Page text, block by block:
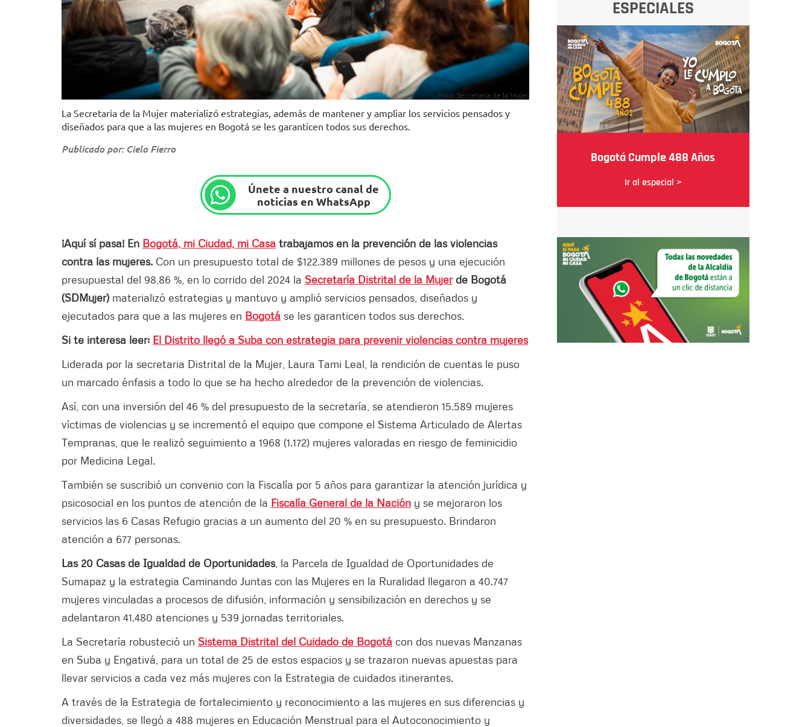
Foto: Secretaria de la Mujer
La Secretaría de la Mujer materializó estrategias, además de mantener y ampliar los servicios pensados y
diseñados para que a las mujeres en Bogotá se les garanticen todos sus derechos.
Publicado por: Cielo Fierro
Únete a nuestro canal de
noticias en WhatsApp
¡Aquí sí pasa! En Bogotá, mi Ciudad, mi Casa trabajamos en la prevención de las violencias
contra las mujeres. Con un presupuesto total de $122.389 millones de pesos y una ejecución
presupuestal del 98,86 %, en lo corrido del 2024 la Secretaría Distrital de la Mujerde Bogotá
(SDMujer) materializó estrategias y mantuvo y amplió servicios pensados, diseñados y
ejecutados para que a las mujeres en Bogotá se les garanticen todos sus derechos.
Si te interesa leer: El Distrito llegó a Suba con estrategia para prevenir violencias contra mujeres
Liderada por la secretaria Distrital de la Mujer, Laura Tami Leal, la rendición de cuentas le puso
un marcado énfasis a todo lo que se ha hecho alrededor de la prevención de violencias.
Así, con una inversión del 46 % del presupuesto de la secretaría, se atendieron 15.589 mujeres
víctimas de violencias y se incrementó el equipo que compone el Sistema Articulado de Alertas
Tempranas, que le realizó seguimiento a 1968 (1.172) mujeres valoradas en riesgo de feminicidio
por Medicina Legal.
También se suscribió un convenio con la Fiscalía por 5 años para garantizar la atención jurídica y
psicosocial en los puntos de atención de la Fiscalía General de la Nación y se mejoraron los
servicios las 6 Casas Refugio gracias a un aumento del 20 % en su presupuesto. Brindaron
atención a 677 personas.
Las 20 Casas de Igualdad de Oportunidades, la Parcela de Igualdad de Oportunidades de
Sumapaz y la estrategia Caminando Juntas con las Mujeres en la Ruralidad llegaron a 40.747
mujeres vinculadas a procesos de difusión, información y sensibilización en derechos y se
adelantaron 41.480 atenciones y 539 jornadas territoriales.
La Secretaría robusteció un Sistema Distrital del Cuidado de Bogotá con dos nuevas Manzanas
en Suba y Engativá, para un total de 25 de estos espacios y se trazaron nuevas apuestas para
llevar servicios a cada vez más mujeres con la Estrategia de cuidados itinerantes.
A través de la Estrategia de fortalecimiento y reconocimiento a las mujeres en sus diferencias y
diversidades, se llegó a 488 mujeres en Educación Menstrual para el Autoconocimiento y
ESPECIALES
Bogotá Cumple 488 Años
Ir al especial >